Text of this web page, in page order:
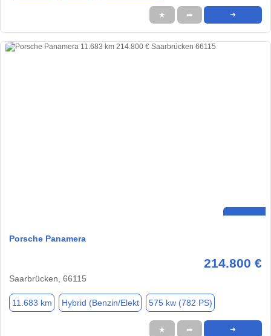
★ ➦ ➜
Porsche Panamera
214.800 €
Saarbrücken, 66115
11.683 km Hybrid (Benzin/Elekt 575 kw (782 PS)
★ ➦ ➜